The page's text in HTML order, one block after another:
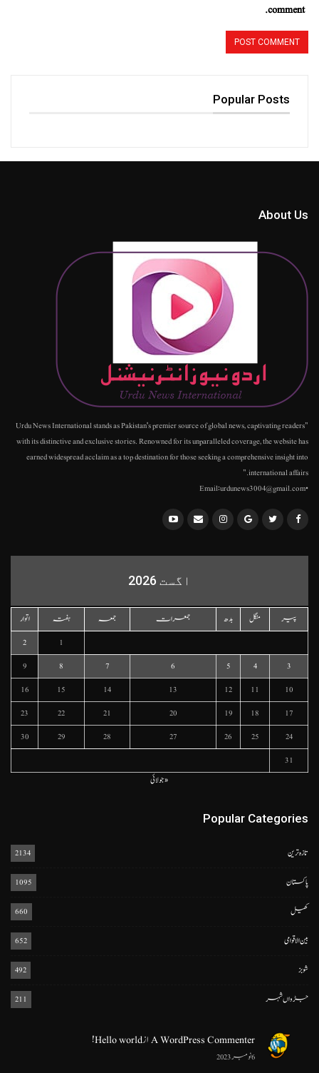
comment.
Popular Posts
About Us
"Urdu News International stands as Pakistan's premier source of global news, captivating readers
with its distinctive and exclusive stories. Renowned for its unparalleled coverage, the website has
earned widespread acclaim as a top destination for those seeking a comprehensive insight into
international affairs."
•Email:urdunews3004@gmail.com
اگست 2026
پیر منگل بدھ جمعرات جمعہ ہفتہ
اتوار
1
2
3
4
5
6
7
8
9
10
11
12
13
14
15
16
17
18
19
20
21
22
23
24
25
26
27
28
29
30
31
« جولائی
Popular Categories
تازہ ترین 2134
پاکستان 1095
کھیل 660
بین الاقوامی 652
شوبز 492
جڑواں شہر 211
A WordPress CommenterازHello world!
6 نومبر 2023